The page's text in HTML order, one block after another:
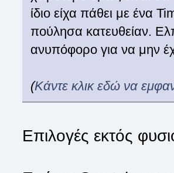
ίδιο είχα πάθει με ένα
πούλησα κατευθείαν.
ανυπόφορο για να μην
(Κάντε κλικ εδώ να
Επιλογές εκτός